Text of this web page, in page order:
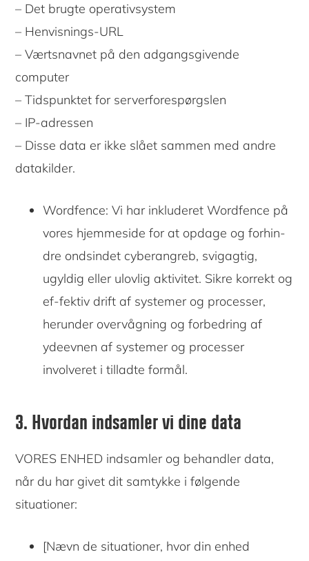
– Det brugte operativsystem
– Henvisnings-URL
– Værtsnavnet på den adgangsgivende
computer
– Tidspunktet for serverforespørgslen
– IP-adressen
– Disse data er ikke slået sammen med andre
datakilder.
Wordfence: Vi har inkluderet Wordfence på
vores hjemmeside for at opdage og forhin-
dre ondsindet cyberangreb, svigagtig,
ugyldig eller ulovlig aktivitet. Sikre korrekt og
ef-fektiv drift af systemer og processer,
herunder overvågning og forbedring af
ydeevnen af systemer og processer
involveret i tilladte formål.
3. Hvordan indsamler vi dine data
VORES ENHED indsamler og behandler data,
når du har givet dit samtykke i følgende
situationer:
[Nævn de situationer, hvor din enhed